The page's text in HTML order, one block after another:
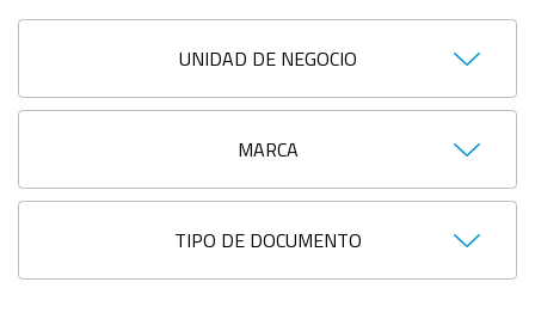
UNIDAD DE NEGOCIO
MARCA
TIPO DE DOCUMENTO